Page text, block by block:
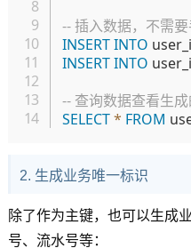
-- 插入数据，不需
INSERTINTO
INSERTINTO
-- 查询数据查看生
SELECT* FROM
2. 生成业务唯一标识
除了作为主键，也可以生成
号、流水号等：